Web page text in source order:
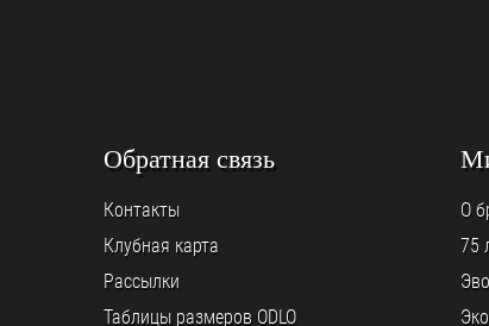
Обратная связь
Контакты
Клубная карта
Рассылки
Таблицы размеров ODLO
О
75